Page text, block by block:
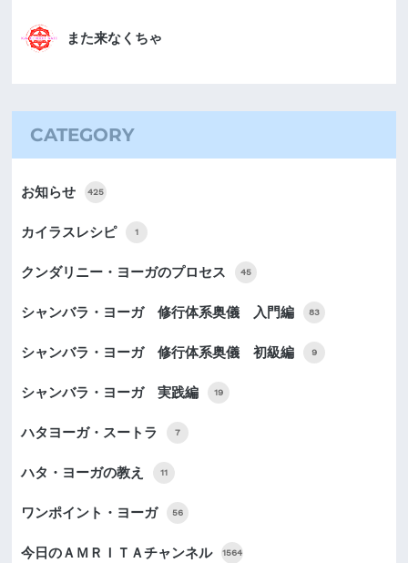
また来なくちゃ
CATEGORY
お知らせ 425
カイラスレシピ 1
クンダリニー・ヨーガのプロセス 45
シャンバラ・ヨーガ 修行体系奥儀 入門編 83
シャンバラ・ヨーガ 修行体系奥儀 初級編 9
シャンバラ・ヨーガ 実践編 19
ハタヨーガ・スートラ 7
ハタ・ヨーガの教え 11
ワンポイント・ヨーガ 56
今日のＡＭＲＩＴＡチャンネル 1564